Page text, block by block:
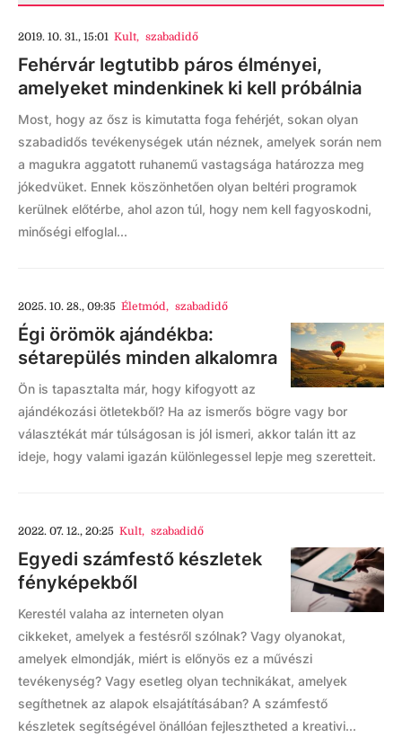
2019. 10. 31., 15:01 Kult, szabadidő
Fehérvár legtutibb páros élményei,
amelyeket mindenkinek ki kell próbálnia
Most, hogy az ősz is kimutatta foga fehérjét, sokan olyan
szabadidős tevékenységek után néznek, amelyek során nem
a magukra aggatott ruhanemű vastagsága határozza meg
jókedvüket. Ennek köszönhetően olyan beltéri programok
kerülnek előtérbe, ahol azon túl, hogy nem kell fagyoskodni,
minőségi elfoglal...
2025. 10. 28., 09:35 Életmód, szabadidő
Égi örömök ajándékba:
sétarepülés minden alkalomra
Ön is tapasztalta már, hogy kifogyott az
ajándékozási ötletekből? Ha az ismerős bögre vagy bor
választékát már túlságosan is jól ismeri, akkor talán itt az
ideje, hogy valami igazán különlegessel lepje meg szeretteit.
2022. 07. 12., 20:25 Kult, szabadidő
Egyedi számfestő készletek
fényképekből
Kerestél valaha az interneten olyan
cikkeket, amelyek a festésről szólnak? Vagy olyanokat,
amelyek elmondják, miért is előnyös ez a művészi
tevékenység? Vagy esetleg olyan technikákat, amelyek
segíthetnek az alapok elsajátításában? A számfestő
készletek segítségével önállóan fejlesztheted a kreativi...